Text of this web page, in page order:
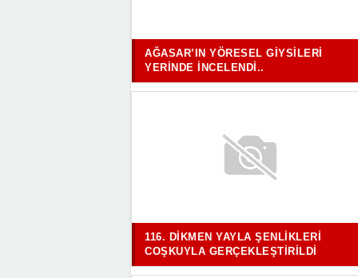
AĞASAR’IN YÖRESEL GIYSILERI
YERINDE İNCELENDI..
116. DIKMEN YAYLA ŞENLIKLERI
COŞKUYLA GERÇEKLEŞTIRILDI